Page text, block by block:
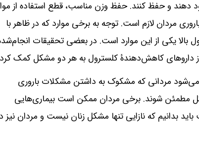
دهند و حفظ کنند. حفظ وزن مناسب، قطع استفاده از
مردان لازم است. توجه به برخی موارد که در ظاهر با
بالا یکی از این موارد است. در بعضی تحقیقات
از داروهای کاهش‌دهندۀ کلسترول به هر دو مشکل کمک
مردانی که مشکوک به داشتن مشکلات باروری
مطمئن شوند. برخی مردان ممکن است بیماری‌هایی
بدانیم که نازایی تنها مشکل زنان نیست و مردان نیز